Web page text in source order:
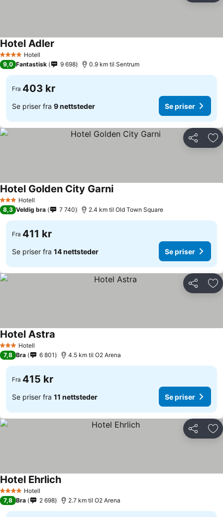
4 StjernerHotell
Hotel Adler
9,0 Fantastisk 9 698 0.9 km til Sentrum
Fra 403 kr
Se priser fra 9 nettsteder Se priser
Del
3 StjernerHotell
Hotel Golden City Garni
8,3 Veldig bra 7 740 2.4 km til Old Town Square
Fra 411 kr
Se priser fra 14 nettsteder Se priser
Del
3 StjernerHotell
Hotel Astra
7,8 Bra 6 801 4.5 km til O2 Arena
Fra 415 kr
Se priser fra 11 nettsteder Se priser
Del
4 StjernerHotell
Hotel Ehrlich
7,8 Bra 2 698 2.7 km til O2 Arena